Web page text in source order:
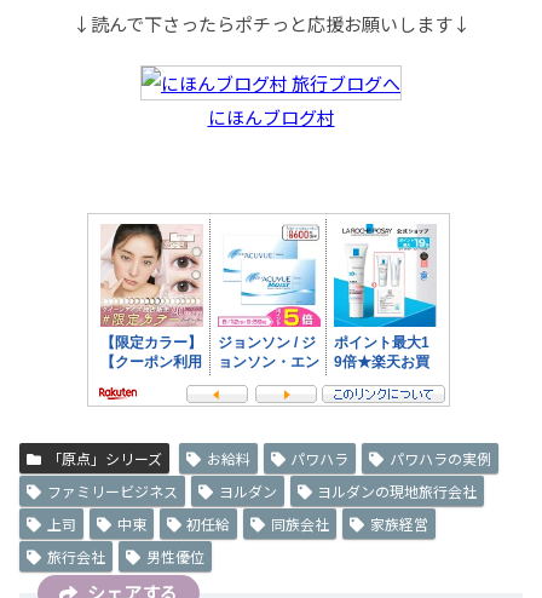
↓読んで下さったらポチっと応援お願いします↓
にほんブログ村
「原点」シリーズ お給料 パワハラ
パワハラの実例
ファミリービジネス
ヨルダン
ヨルダンの現地旅行会社
上司
中東 初任給 同族会社
家族経営
旅行会社
男性優位